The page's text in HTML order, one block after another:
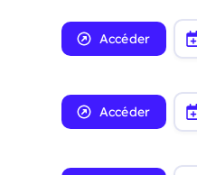
Accéder
Accéder